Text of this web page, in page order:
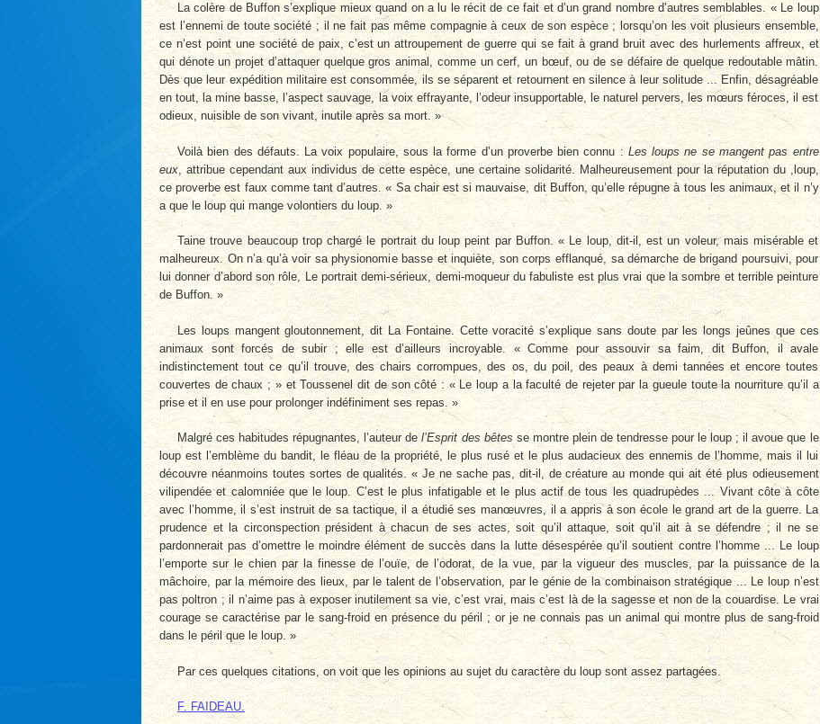
La colère de Buffon s’explique mieux quand on a lu le récit de ce fait et d’un grand nombre d’autres semblables. « Le loup
est l’ennemi de toute société ; il ne fait pas même compagnie à ceux de son espèce ; lorsqu’on les voit plusieurs ensemble,
ce n’est point une société de paix, c’est un attroupement de guerre qui se fait à grand bruit avec des hurlements affreux, et
qui dénote un projet d’attaquer quelque gros animal, comme un cerf, un bœuf, ou de se défaire de quelque redoutable mâtin.
Dès que leur expédition militaire est consommée, ils se séparent et retournent en silence à leur solitude ... Enfin, désagréable
en tout, la mine basse, l’aspect sauvage, la voix effrayante, l’odeur insupportable, le naturel pervers, les mœurs féroces, il est
odieux, nuisible de son vivant, inutile après sa mort. »
Voilà bien des défauts. La voix populaire, sous la forme d’un proverbe bien connu :Les loups ne se mangent pas entre
eux , attribue cependant aux individus de cette espèce, une certaine solidarité. Malheureusement pour la réputation du ,loup,
ce proverbe est faux comme tant d’autres. « Sa chair est si mauvaise, dit Buffon, qu’elle répugne à tous les animaux, et il n’y
a que le loup qui mange volontiers du loup. »
Taine trouve beaucoup trop chargé le portrait du loup peint par Buffon. « Le loup, dit-il, est un voleur, mais misérable et
malheureux. On n’a qu’à voir sa physionomie basse et inquiète, son corps efflanqué, sa démarche de brigand poursuivi, pour
lui donner d’abord son rôle, Le portrait demi-sérieux, demi-moqueur du fabuliste est plus vrai que la sombre et terrible peinture
de Buffon. »
Les loups mangent gloutonnement, dit La Fontaine. Cette voracité s’explique sans doute par les longs jeûnes que ces
animaux sont forcés de subir ; elle est d’ailleurs incroyable. « Comme pour assouvir sa faim, dit Buffon, il avale
indistinctement tout ce qu’il trouve, des chairs corrompues, des os, du poil, des peaux à demi tannées et encore toutes
couvertes de chaux ; » et Toussenel dit de son côté : « Le loup a la faculté de rejeter par la gueule toute la nourriture qu’il a
prise et il en use pour prolonger indéfiniment ses repas. »
Malgré ces habitudes répugnantes, l’auteur del’Esprit des bêtesse montre plein de tendresse pour le loup ; il avoue que le
loup est l’emblème du bandit, le fléau de la propriété, le plus rusé et le plus audacieux des ennemis de l’homme, mais il lui
découvre néanmoins toutes sortes de qualités. « Je ne sache pas, dit-il, de créature au monde qui ait été plus odieusement
vilipendée et calomniée que le loup. C’est le plus infatigable et le plus actif de tous les quadrupèdes ... Vivant côte à côte
avec l’homme, il s’est instruit de sa tactique, il a étudié ses manœuvres, il a appris à son école le grand art de la guerre. La
prudence et la circonspection président à chacun de ses actes, soit qu’il attaque, soit qu’il ait à se défendre ; il ne se
pardonnerait pas d’omettre le moindre élément de succès dans la lutte désespérée qu’il soutient contre l’homme ... Le loup
l’emporte sur le chien par la finesse de l’ouïe, de l’odorat, de la vue, par la vigueur des muscles, par la puissance de la
mâchoire, par la mémoire des lieux, par le talent de l’observation, par le génie de la combinaison stratégique ... Le loup n’est
pas poltron ; il n’aime pas à exposer inutilement sa vie, c’est vrai, mais c’est là de la sagesse et non de la couardise. Le vrai
courage se caractérise par le sang-froid en présence du péril ; or je ne connais pas un animal qui montre plus de sang-froid
dans le péril que le loup. »
Par ces quelques citations, on voit que les opinions au sujet du caractère du loup sont assez partagées.
F. FAIDEAU.